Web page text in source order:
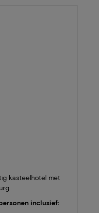
kasteelhotel met
inclusief: